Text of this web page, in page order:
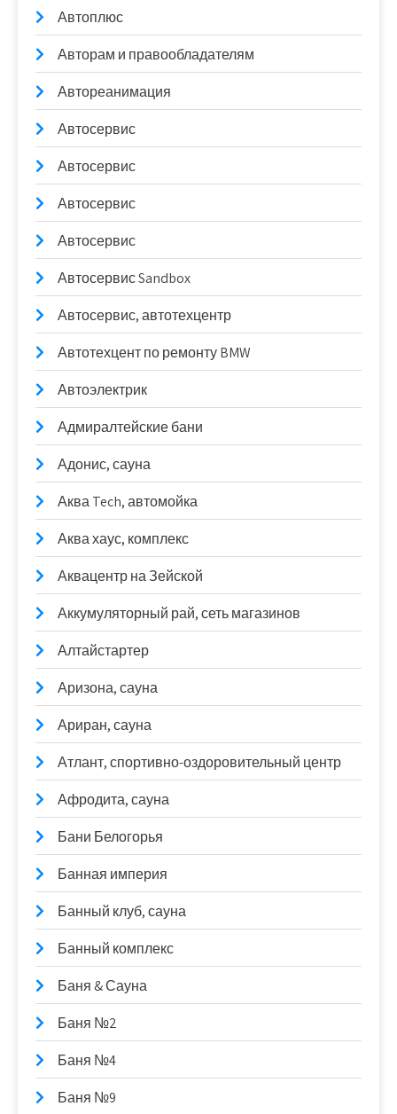
Автоплюс
Авторам и правообладателям
Автореанимация
Автосервис
Автосервис
Автосервис
Автосервис
Автосервис Sandbox
Автосервис, автотехцентр
Автотехцент по ремонту BMW
Автоэлектрик
Адмиралтейские бани
Адонис, сауна
Аква Tech, автомойка
Аква хаус, комплекс
Аквацентр на Зейской
Аккумуляторный рай, сеть магазинов
Алтайстартер
Аризона, сауна
Ариран, сауна
Атлант, спортивно-оздоровительный центр
Афродита, сауна
Бани Белогорья
Банная империя
Банный клуб, сауна
Банный комплекс
Баня & Сауна
Баня №2
Баня №4
Баня №9